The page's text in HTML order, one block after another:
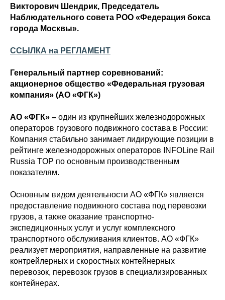
Викторович Шендрик, Председатель
Наблюдательного совета РОО «Федерация бокса
города Москвы».
ССЫЛКА на РЕГЛАМЕНТ
Генеральный партнер соревнований:
акционерное общество «Федеральная грузовая
компания» (АО «ФГК»)
АО «ФГК» – один из крупнейших железнодорожных
операторов грузового подвижного состава в России:
Компания стабильно занимает лидирующие позиции в
рейтинге железнодорожных операторов INFOLine Rail
Russia TOP по основным производственным
показателям.
Основным видом деятельности АО «ФГК» является
предоставление подвижного состава под перевозки
грузов, а также оказание транспортно-
экспедиционных услуг и услуг комплексного
транспортного обслуживания клиентов. АО «ФГК»
реализует мероприятия, направленные на развитие
контрейлерных и скоростных контейнерных
перевозок, перевозок грузов в специализированных
контейнерах.